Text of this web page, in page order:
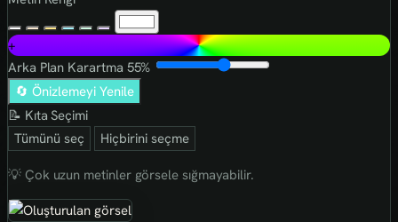
+
Arka Plan Karartma 55%
🔄 Önizlemeyi Yenile
📝 Kıta Seçimi
Tümünü seç
Hiçbirini seçme
💡 Çok uzun metinler görsele sığmayabilir.